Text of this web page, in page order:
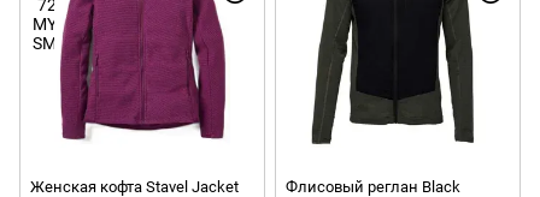
Женская кофта Stavel Jacket
Флисовый реглан Black